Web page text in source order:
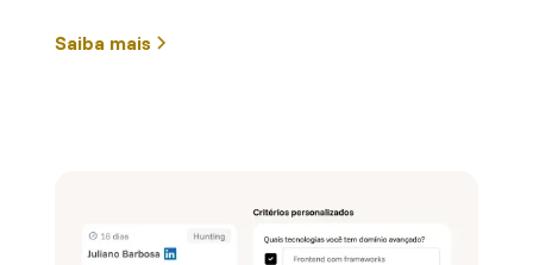
Saiba mais